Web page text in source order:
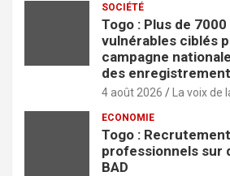
SOCIÉTÉ
Togo : Plus de
vulnérables ciblés
campagne
des
4 août 2026 La voix de
ECONOMIE
Togo :
professionnels sur
BAD